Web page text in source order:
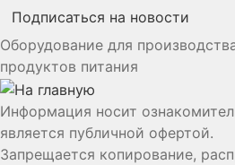
Подписаться на новости
Оборудование для
продуктов питания
Информация носит
является публичной офертой.
Запрещается копирование,